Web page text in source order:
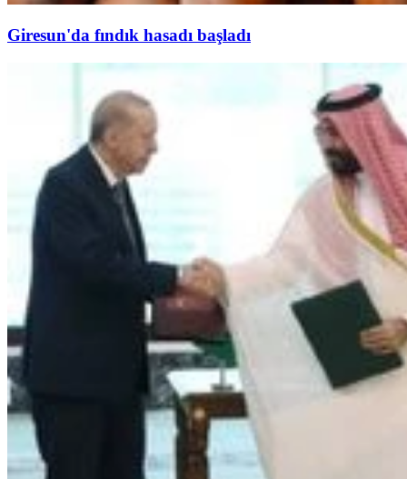
Giresun'da fındık hasadı başladı